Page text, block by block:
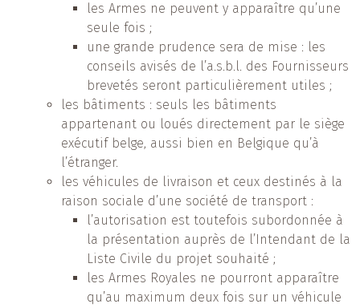
les Armes ne peuvent y apparaître qu’une
seule fois ;
une grande prudence sera de mise : les
conseils avisés de l’a.s.b.l. des Fournisseurs
brevetés seront particulièrement utiles ;
les bâtiments : seuls les bâtiments
appartenant ou loués directement par le siège
exécutif belge, aussi bien en Belgique qu’à
l’étranger.
les véhicules de livraison et ceux destinés à la
raison sociale d’une société de transport :
l’autorisation est toutefois subordonnée à
la présentation auprès de l’Intendant de la
Liste Civile du projet souhaité ;
les Armes Royales ne pourront apparaître
qu’au maximum deux fois sur un véhicule